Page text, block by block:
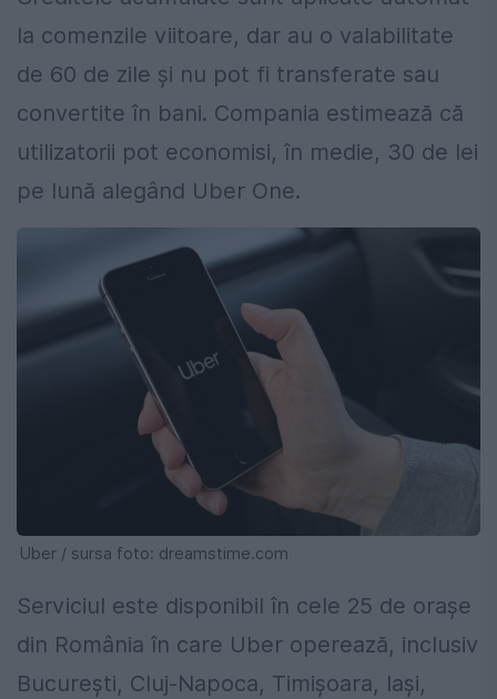
la comenzile viitoare, dar au o valabilitate
de 60 de zile și nu pot fi transferate sau
convertite în bani. Compania estimează că
utilizatorii pot economisi, în medie, 30 de lei
pe lună alegând Uber One.
Uber / sursa foto: dreamstime.com
Serviciul este disponibil în cele 25 de orașe
din România în care Uber operează, inclusiv
București, Cluj-Napoca, Timișoara, Iași,